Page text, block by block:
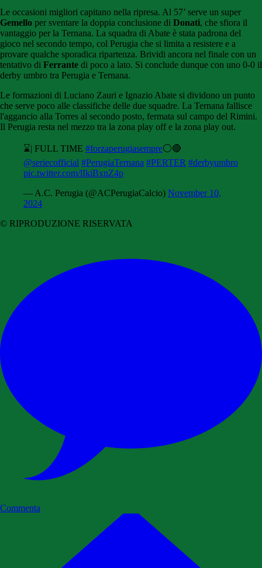
Le occasioni migliori capitano nella ripresa. Al 57’ serve un super
Gemello per sventare la doppia conclusione di Donati, che sfiora il
vantaggio per la Ternana. La squadra di Abate è stata padrona del
gioco nel secondo tempo, col Perugia che si limita a resistere e a
provare qualche sporadica ripartenza. Brividi ancora nel finale con un
tentativo di Ferrante di poco a lato. Si conclude dunque con uno 0-0 il
derby umbro tra Perugia e Ternana.
Le formazioni di Luciano Zauri e Ignazio Abate si dividono un punto
che serve poco alle classifiche delle due squadre. La Ternana fallisce
l'aggancio alla Torres al secondo posto, fermata sul campo del Rimini.
Il Perugia resta nel mezzo tra la zona play off e la zona play out.
⌛️| FULL TIME #forzaperugiasempre⚪️🔴
@seriecofficial #PerugiaTernana #PERTER #derbyumbro
pic.twitter.com/lIkiBxnZ4p
— A.C. Perugia (@ACPerugiaCalcio) November 10,
2024
© RIPRODUZIONE RISERVATA
Commenta